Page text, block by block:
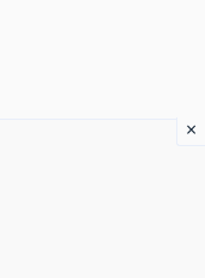
×